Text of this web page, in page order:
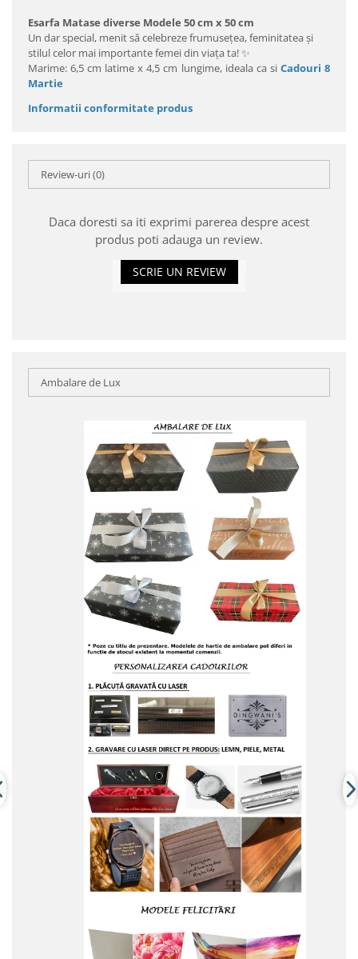
Esarfa Matase diverse Modele 50 cm x 50 cm
Un dar special, menit să celebreze frumusețea, feminitatea și
stilul celor mai importante femei din viața ta! ✨
Marime: 6,5 cm latime x 4,5 cm lungime, ideala ca si Cadouri 8
Martie
Informatii conformitate produs
Review-uri(0)
Daca doresti sa iti exprimi parerea despre acest
produs poti adauga un review.
SCRIE UN REVIEW
Ambalare de Lux